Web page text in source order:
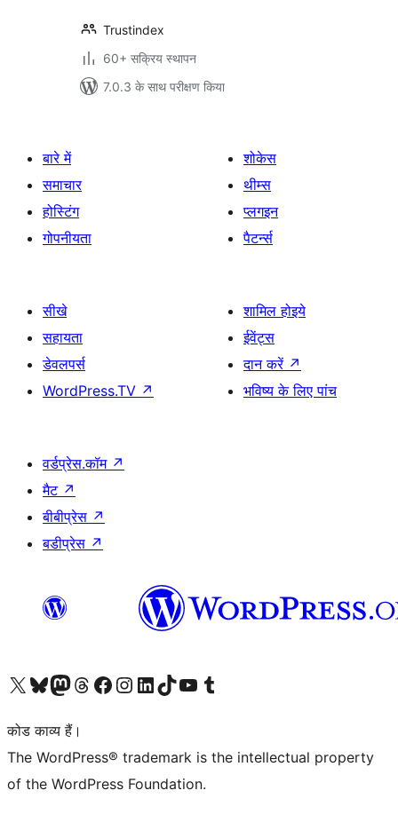
Trustindex
60+ सक्रिय स्थापन
7.0.3 के साथ परीक्षण किया
बारे में
समाचार
होस्टिंग
गोपनीयता
शोकेस
थीम्स
प्लगइन
पैटर्न्स
सीखे
सहायता
डेवलपर्स
WordPress.TV ↗
शामिल होइये
ईवेंट्स
दान करें ↗
भविष्य के लिए पांच
वर्डप्रेस.कॉम ↗
मैट ↗
बीबीप्रेस ↗
बडीप्रेस ↗
Visit our X (formerly Twitter) account
हमारे बलुस्की खाते पर जाएँVisit our Mastodon account
हमारे थ्रेड्स अकाउंट पर जाएंहमारे फेसबुक पेज पर जाएँहमारे इंस्टाग्राम अकाउंट पर जाएंहमारे लिंक्डइन खाते पर जाएँहमारे टिकटॉक खाते पर जाएँहमारे यूट्यूब चैनल पर जाएंहमारे Tumblr खाते पर जाएँ
कोड काव्य हैं।
The WordPress® trademark is the intellectual property
of the WordPress Foundation.